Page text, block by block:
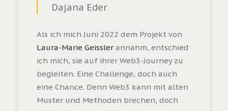
Dajana Eder
Als ich mich Juni 2022 dem Projekt von
Laura-Marie Geissler annahm, entschied
ich mich, sie auf ihrer Web3-Journey zu
begleiten. Eine Challenge, doch auch
eine Chance. Denn Web3 kann mit alten
Muster und Methoden brechen, doch